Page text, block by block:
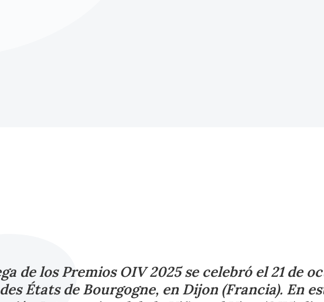
de los Premios OIV 2025 se celebró el 21 de
États de Bourgogne, en Dijon (Francia). En